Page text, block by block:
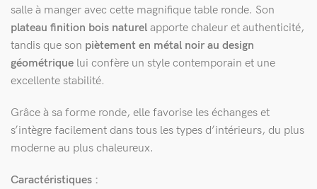
salle à manger avec cette magnifique table ronde. Son
plateau finition bois naturel apporte chaleur et authenticité,
tandis que son piètement en métal noir au design
géométrique lui confère un style contemporain et une
excellente stabilité.
Grâce à sa forme ronde, elle favorise les échanges et
s’intègre facilement dans tous les types d’intérieurs, du plus
moderne au plus chaleureux.
Caractéristiques :